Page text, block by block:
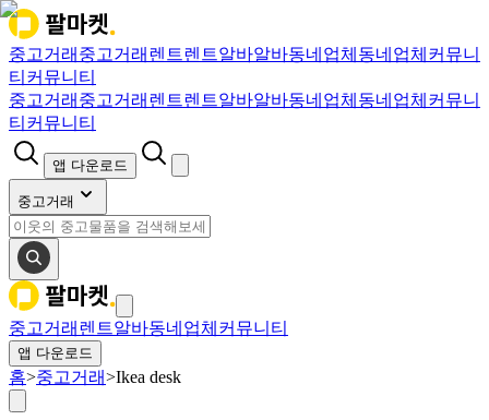
중고거래 중고거래 렌트렌트알바알바동네업체 동네업체 커뮤니
티 커뮤니티
중고거래 중고거래 렌트렌트알바알바동네업체 동네업체 커뮤니
티 커뮤니티
앱 다운로드
중고거래
중고거래 렌트알바동네업체 커뮤니티
앱 다운로드
홈>중고거래>Ikea desk